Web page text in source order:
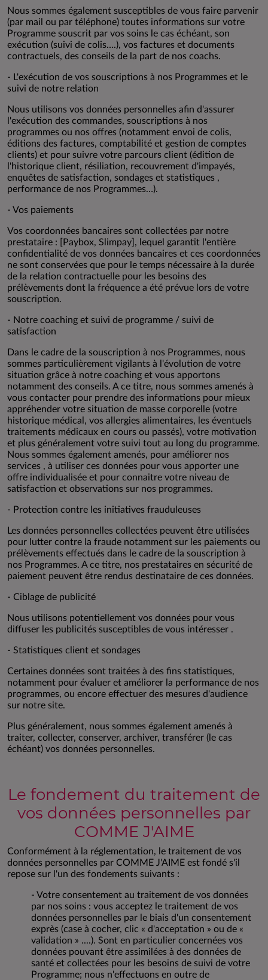
Nous sommes également susceptibles de vous faire parvenir
(par mail ou par téléphone) toutes informations sur votre
Programme souscrit par vos soins le cas échéant, son
exécution (suivi de colis….), vos factures et documents
contractuels, des conseils de la part de nos coachs.
- L'exécution de vos souscriptions à nos Programmes et le
suivi de notre relation
Nous utilisons vos données personnelles afin d'assurer
l'exécution des commandes, souscriptions à nos
programmes ou nos offres (notamment envoi de colis,
éditions des factures, comptabilité et gestion de comptes
clients) et pour suivre votre parcours client (édition de
l'historique client, résiliation, recouvrement d'impayés,
enquêtes de satisfaction, sondages et statistiques ,
performance de nos Programmes…).
- Vos paiements
Vos coordonnées bancaires sont collectées par notre
prestataire : [Paybox, Slimpay], lequel garantit l'entière
confidentialité de vos données bancaires et ces coordonnées
ne sont conservées que pour le temps nécessaire à la durée
de la relation contractuelle pour les besoins des
prélèvements dont la fréquence a été prévue lors de votre
souscription.
- Notre coaching et suivi de programme / suivi de
satisfaction
Dans le cadre de la souscription à nos Programmes, nous
sommes particulièrement vigilants à l'évolution de votre
situation grâce à notre coaching et vous apportons
notamment des conseils. A ce titre, nous sommes amenés à
vous contacter pour prendre des informations pour mieux
appréhender votre situation de masse corporelle (votre
historique médical, vos allergies alimentaires, les éventuels
traitements médicaux en cours ou passés), votre motivation
et plus généralement votre suivi tout au long du programme.
Nous sommes également amenés, pour améliorer nos
services , à utiliser ces données pour vous apporter une
offre individualisée et pour connaitre votre niveau de
satisfaction et observations sur nos programmes.
- Protection contre les initiatives frauduleuses
Les données personnelles collectées peuvent être utilisées
pour lutter contre la fraude notamment sur les paiements ou
prélèvements effectués dans le cadre de la souscription à
nos Programmes. A ce titre, nos prestataires en sécurité de
paiement peuvent être rendus destinataire de ces données.
- Ciblage de publicité
Nous utilisons potentiellement vos données pour vous
diffuser les publicités susceptibles de vous intéresser .
- Statistiques client et sondages
Certaines données sont traitées à des fins statistiques,
notamment pour évaluer et améliorer la performance de nos
programmes, ou encore effectuer des mesures d'audience
sur notre site.
Plus généralement, nous sommes également amenés à
traiter, collecter, conserver, archiver, transférer (le cas
échéant) vos données personnelles.
Le fondement du traitement de
vos données personnelles par
COMME J'AIME
Conformément à la réglementation, le traitement de vos
données personnelles par COMME J'AIME est fondé s'il
repose sur l'un des fondements suivants :
- Votre consentement au traitement de vos données
par nos soins : vous acceptez le traitement de vos
données personnelles par le biais d'un consentement
exprès (case à cocher, clic « d'acceptation » ou de «
validation » ....). Sont en particulier concernées vos
données pouvant être assimilées à des données de
santé et collectées pour les besoins de suivi de votre
Programme; nous n'effectuons en outre de